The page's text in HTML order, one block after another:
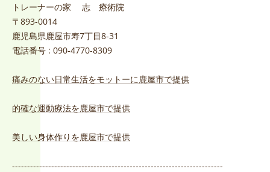
トレーナーの家 志 療術院
〒893-0014
鹿児島県鹿屋市寿7丁目8-31
電話番号 : 090-4770-8309
痛みのない日常生活をモットーに鹿屋市で提供
的確な運動療法を鹿屋市で提供
美しい身体作りを鹿屋市で提供
----------------------------------------------------------------------